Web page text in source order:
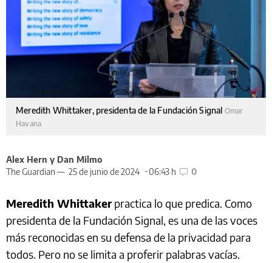
Meredith Whittaker, presidenta de la Fundación Signal Omar
Havana
Alex Hern y Dan Milmo
The Guardian — 25 de junio de 2024 06:43 h 0
Meredith Whittakerpractica lo que predica. Como
presidenta de la Fundación Signal, es una de las voces
más reconocidas en su defensa de la privacidad para
todos. Pero no se limita a proferir palabras vacías.